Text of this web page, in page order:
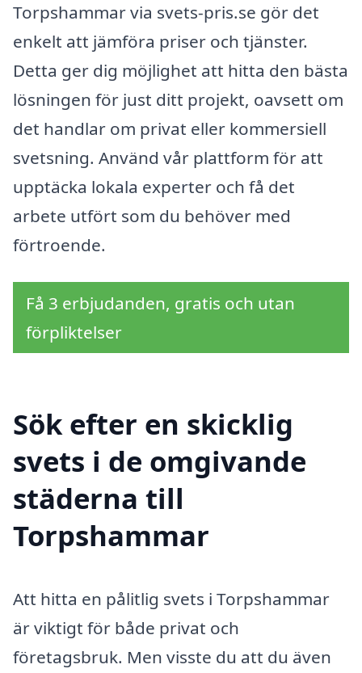
Torpshammar via svets-pris.se gör det
enkelt att jämföra priser och tjänster.
Detta ger dig möjlighet att hitta den bästa
lösningen för just ditt projekt, oavsett om
det handlar om privat eller kommersiell
svetsning. Använd vår plattform för att
upptäcka lokala experter och få det
arbete utfört som du behöver med
förtroende.
Få 3 erbjudanden, gratis och utan
förpliktelser
Sök efter en skicklig
svets i de omgivande
städerna till
Torpshammar
Att hitta en pålitlig svets i Torpshammar
är viktigt för både privat och
företagsbruk. Men visste du att du även